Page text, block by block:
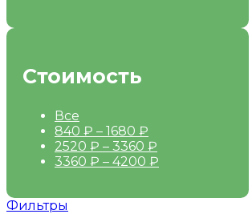
Стоимость
Все
840 ₽ – 1680 ₽
2520 ₽ – 3360 ₽
3360 ₽ – 4200 ₽
Фильтры